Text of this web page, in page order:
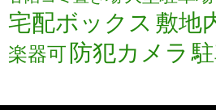
宅配ボックス 敷地
楽器可防犯カメラ